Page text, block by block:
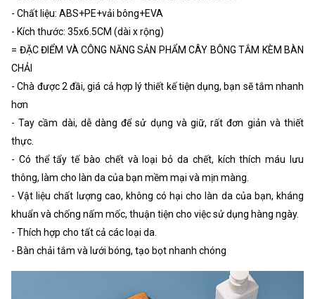
- Chất liệu: ABS+PE+vải bông+EVA
- Kích thước: 35x6.5CM (dài x rộng)
= ĐẶC ĐIỂM VÀ CÔNG NĂNG SẢN PHẨM CÂY BÔNG TẮM KÈM BÀN
CHẢI
- Chà được 2 đầi, giá cả hợp lý thiết kế tiện dụng, bạn sẽ tắm nhanh
hơn
- Tay cầm dài, dễ dàng để sử dụng và giữ, rất đơn giản và thiết
thực.
- Có thể tẩy tế bào chết và loại bỏ da chết, kích thích máu lưu
thông, làm cho làn da của bạn mềm mại và mịn màng.
- Vật liệu chất lượng cao, không có hại cho làn da của bạn, kháng
khuẩn và chống nấm mốc, thuận tiện cho việc sử dụng hàng ngày.
- Thích hợp cho tất cả các loại da.
- Bàn chải tắm và lưới bóng, tạo bọt nhanh chóng